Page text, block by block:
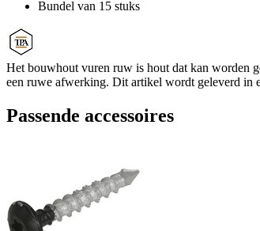
Bundel van 15 stuks
Het bouwhout vuren ruw is hout dat kan worden
een ruwe afwerking. Dit artikel wordt geleverd in
Passende accessoires